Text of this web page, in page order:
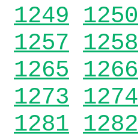
1249 1250
1257 1258
1265 1266
1273 1274
1281 1282